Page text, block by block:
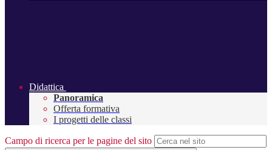
Didattica
Panoramica
Offerta formativa
I progetti delle classi
Campo di ricerca per le pagine del sito